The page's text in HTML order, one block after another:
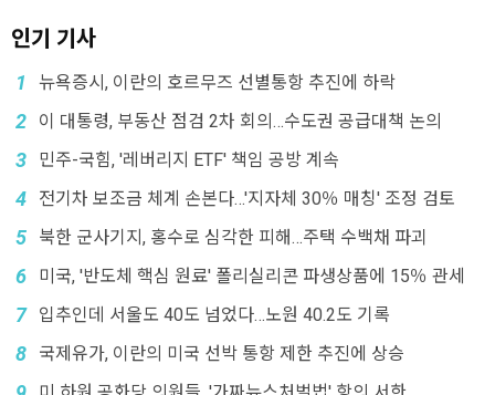
인기 기사
1 뉴욕증시, 이란의 호르무즈 선별통항 추진에 하락
2 이 대통령, 부동산 점검 2차 회의…수도권 공급대책 논의
3 민주-국힘, '레버리지 ETF' 책임 공방 계속
4 전기차 보조금 체계 손본다…'지자체 30％ 매칭' 조정 검토
5 북한 군사기지, 홍수로 심각한 피해…주택 수백채 파괴
6 미국, '반도체 핵심 원료' 폴리실리콘 파생상품에 15％ 관세
7 입추인데 서울도 40도 넘었다…노원 40.2도 기록
8 국제유가, 이란의 미국 선박 통항 제한 추진에 상승